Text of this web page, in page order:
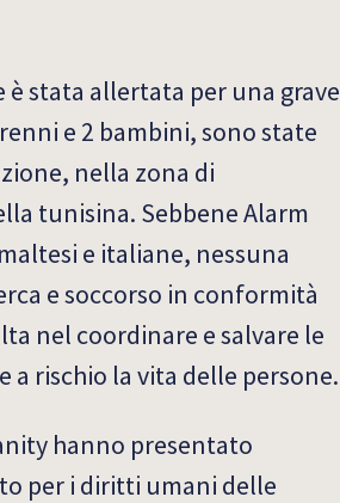
è stata allertata per una grave
e 2 bambini, sono state
nella zona di
tunisina. Sebbene Alarm
e italiane, nessuna
e soccorso in conformità
nel coordinare e salvare le
a rischio la vita delle persone.
hanno presentato
per i diritti umani delle